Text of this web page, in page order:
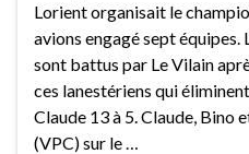
Lorient organisait le
avions engagé sept
sont battus par Le Vilain
ces lanestériens qui
Claude 13 à 5. Claude, Bino
(VPC) sur le …